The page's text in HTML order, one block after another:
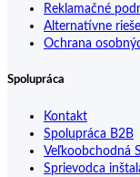
Reklamačné
Alternatívne
Ochrana
Spolupráca
Kontakt
Spolupráca B2B
Veľkoobchodná
Sprievodca